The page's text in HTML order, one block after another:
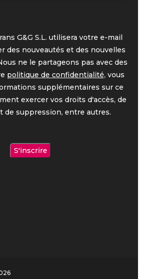
G&G S.L. utilisera votre e-mail
des nouveautés et des nouvelles
ne le partageons pas avec des
politique de confidentialité, vous
supplémentaires sur ce
exercer vos droits d'accès, de
de suppression, entre autres.